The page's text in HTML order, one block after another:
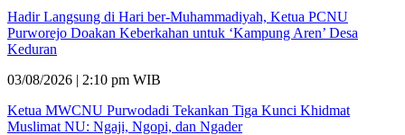
Hadir Langsung di Hari ber-Muhammadiyah, Ketua PCNU
Purworejo Doakan Keberkahan untuk ‘Kampung Aren’ Desa
Keduran
03/08/2026 | 2:10 pm WIB
Ketua MWCNU Purwodadi Tekankan Tiga Kunci Khidmat
Muslimat NU: Ngaji, Ngopi, dan Ngader